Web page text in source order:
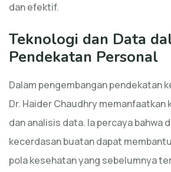
dan efektif.
Teknologi dan Data
Pendekatan Personal
Dalam pengembangan pendekatan
Dr. Haider Chaudhry
dan analisis data. Ia percaya bahwa
kecerdasan buatan dapat
pola kesehatan yang sebelumnya